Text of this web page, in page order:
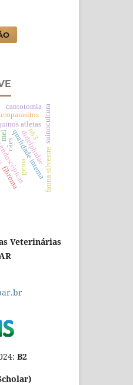
atletas
gema
qualidade interna
cães didelphidaefauna silvestre
suinocultura
fibroma
nh3
mel
cantotomia
Veterinárias
B2